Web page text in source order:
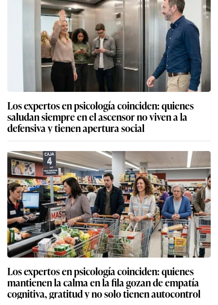
Los expertos en psicología coinciden: quienes
saludan siempre en el ascensor no viven a la
defensiva y tienen apertura social
Los expertos en psicología coinciden: quienes
mantienen la calma en la fila gozan de empatía
cognitiva, gratitud y no solo tienen autocontrol